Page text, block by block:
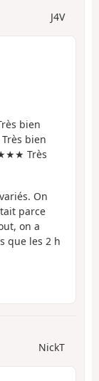
J4V
bien
bien
Très
On
parce
on a
que les 2 h
NickT